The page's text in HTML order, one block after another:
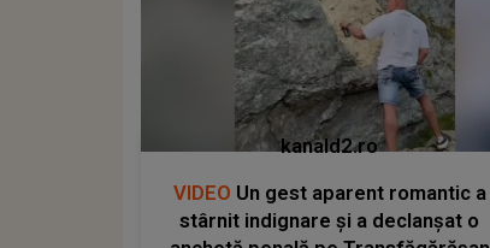
kanald2.ro
VIDEO Un gest aparent romantic a
stârnit indignare și a declanșat o